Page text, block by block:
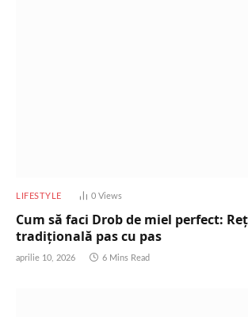
LIFESTYLE 0 Views
Cum să faci Drob de miel perfect:
tradițională pas cu pas
aprilie 10, 2026 6 Mins Read